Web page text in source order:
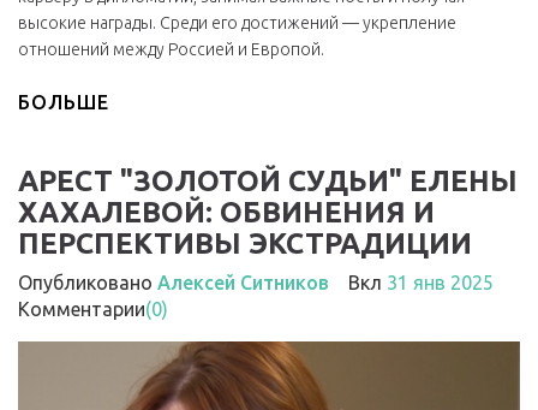
высокие награды. Среди его достижений — укрепление
отношений между Россией и Европой.
БОЛЬШЕ
АРЕСТ "ЗОЛОТОЙ СУДЬИ" ЕЛЕНЫ
ХАХАЛЕВОЙ: ОБВИНЕНИЯ И
ПЕРСПЕКТИВЫ ЭКСТРАДИЦИИ
Опубликовано Алексей Ситников Вкл 31 янв 2025
Комментарии(0)